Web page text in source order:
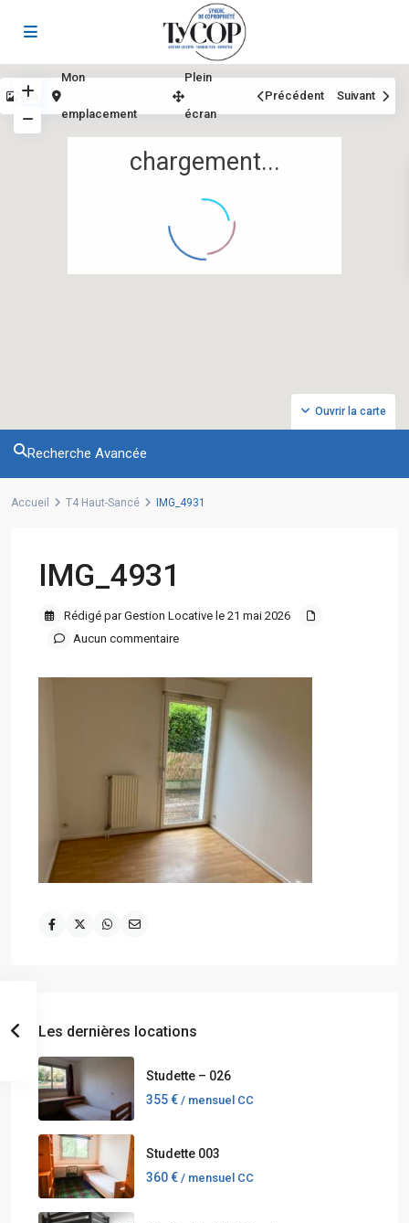
chargement...
Ouvrir la carte
Vue
Mon
emplacement
Plein
écran
Précédent Suivant
Recherche Avancée
Accueil T4 Haut-Sancé IMG_4931
IMG_4931
Rédigé par Gestion Locative le 21 mai 2026
Aucun commentaire
Les dernières locations
Studette – 026
355 € / mensuel CC
Studette 003
360 € / mensuel CC